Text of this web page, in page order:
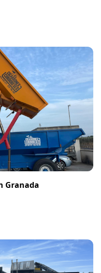
Granada